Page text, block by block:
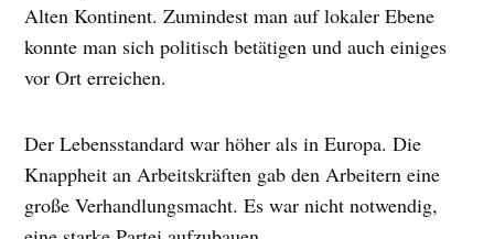
Alten Kontinent. Zumindest man auf lokaler Ebene
konnte man sich politisch betätigen und auch einiges
vor Ort erreichen.
Der Lebensstandard war höher als in Europa. Die
Knappheit an Arbeitskräften gab den Arbeitern eine
große Verhandlungsmacht. Es war nicht notwendig,